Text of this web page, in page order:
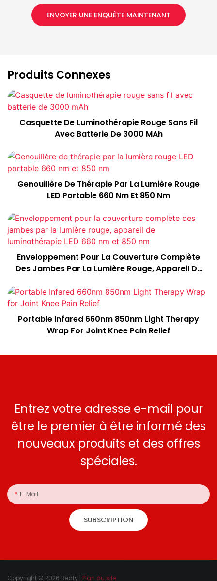
ENVOYER UNE ENQUÊTE MAINTENANT
Produits Connexes
Casquette De Luminothérapie Rouge Sans Fil
Avec Batterie De 3000 MAh
Genouillère De Thérapie Par La Lumière Rouge
LED Portable 660 Nm Et 850 Nm
Enveloppement Pour La Couverture Complète
Des Jambes Par La Lumière Rouge, Appareil De
Portable Infared 660nm 850nm Light Therapy
Wrap For Joint Knee Pain Relief
Entrez votre adresse e-mail pour
être le premier à être informé des
nouveaux produits et des offres
spéciales.
E-Mail
SUBSCRIPTION
Copyright © 2026 Redfy | Plan du site